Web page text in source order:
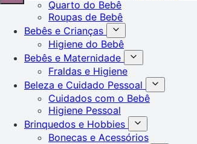
Quarto do Bebê
Roupas de Bebê
Bebês e Crianças
Higiene do Bebê
Bebês e Maternidade
Fraldas e Higiene
Beleza e Cuidado Pessoal
Cuidados com o Bebê
Higiene Pessoal
Brinquedos e Hobbies
Bonecas e Acessórios